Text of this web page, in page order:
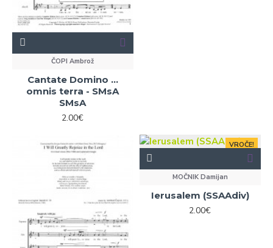
ČOPI Ambrož
Cantate Domino ...
omnis terra - SMsA
SMsA
2.00€
VROČE!
MOČNIK Damijan
Ierusalem (SSAAdiv)
2.00€